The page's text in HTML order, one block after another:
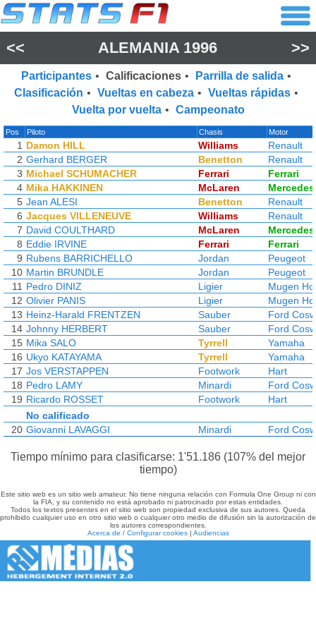
<< ALEMANIA 1996 >>
Participantes • Calificaciones • Parrilla de salida •
Clasificación • Vueltas en cabeza • Vueltas rápidas •
Vuelta por vuelta • Campeonato
Pos Piloto Chasis Motor
1 Damon HILL Williams
Renault
2 Gerhard BERGER Benetton
Renault
3 Michael SCHUMACHER Ferrari
Ferrari
4 Mika HAKKINEN McLaren
Mercedes
5 Jean ALESI Benetton
Renault
6 Jacques VILLENEUVE Williams
Renault
7 David COULTHARD McLaren
Mercedes
8 Eddie IRVINE Ferrari
Ferrari
9 Rubens BARRICHELLO Jordan
Peugeot
10 Martin BRUNDLE Jordan
Peugeot
11 Pedro DINIZ Ligier
Mugen
12 Olivier PANIS Ligier
Mugen
13 Heinz-Harald FRENTZEN Sauber
Ford
14 Johnny HERBERT Sauber
Ford
15 Mika SALO Tyrrell
Yamaha
16 Ukyo KATAYAMA Tyrrell
Yamaha
17 Jos VERSTAPPEN Footwork
Hart
18 Pedro LAMY Minardi
Ford
19 Ricardo ROSSET Footwork
Hart
No calificado
20 Giovanni LAVAGGI Minardi Ford
Tiempo mínimo para clasificarse: 1'51.186 (107% del mejor
tiempo)
Este sitio web es un sitio web amateur. No tiene ninguna relación con Formula One Group ni con
la FIA, y su contenido no está aprobado ni patrocinado por estas entidades.
Todos los textos presentes en el sitio web son propiedad exclusiva de sus autores. Queda
prohibido cualquier uso en otro sitio web o cualquier otro medio de difusión sin la autorización de
los autores correspondientes.
Acerca de / Configurar cookies| Audiencias